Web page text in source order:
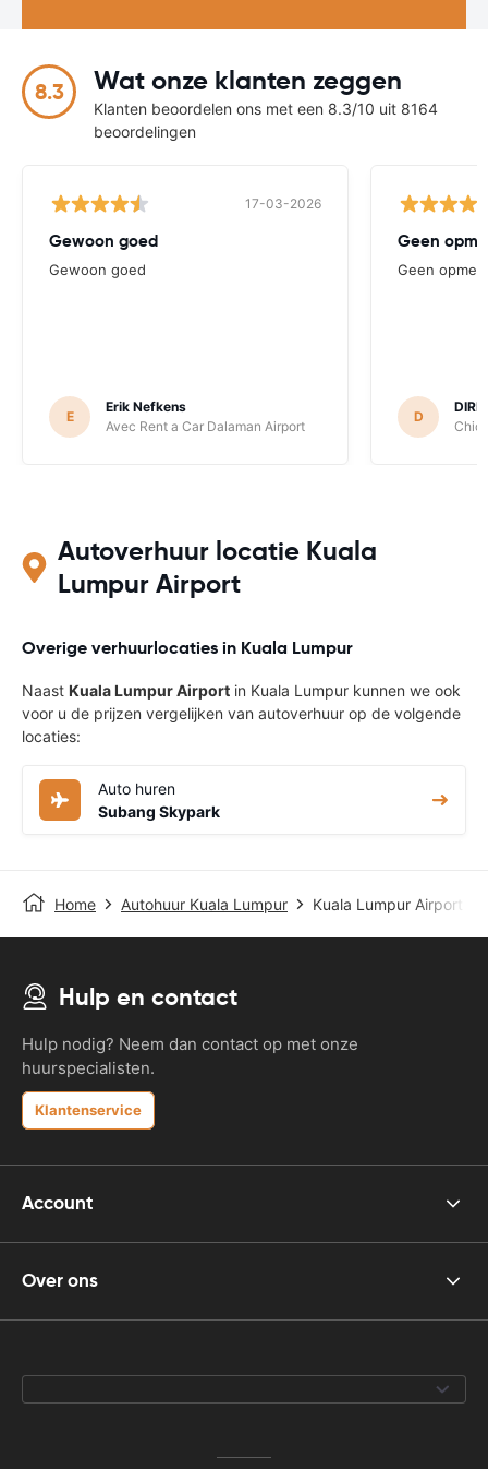
8.3 Wat onze klanten zeggen
Klanten beoordelen ons met een 8.3/10 uit 8164
beoordelingen
17-03-2026
Gewoon goed
Gewoon goed
E
Erik Nefkens
Avec Rent a Car Dalaman Airport
Geen
Geen
D
DIRK
Chic
Autoverhuur locatie Kuala
Lumpur Airport
Overige verhuurlocaties in Kuala Lumpur
Naast Kuala Lumpur Airport in Kuala Lumpur kunnen we ook
voor u de prijzen vergelijken van autoverhuur op de volgende
locaties:
Auto huren
Subang Skypark
Home Autohuur Kuala Lumpur Kuala Lumpur Airport
Hulp en contact
Hulp nodig? Neem dan contact op met onze
huurspecialisten.
Klantenservice
Account
Over ons